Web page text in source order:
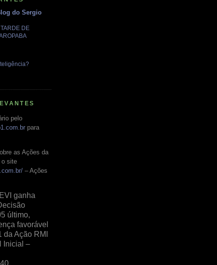
do Sergio
DE
pelo
para
as Ações da
o site
– Ações
ganha
último,
favorável
da Ação RMI
Inicial –